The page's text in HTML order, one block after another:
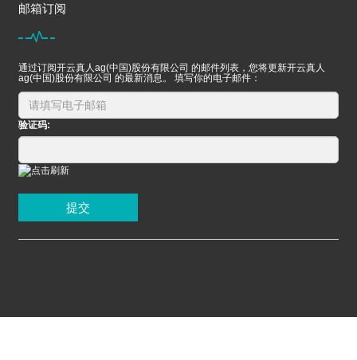
邮箱订阅
通过订阅开云真人ag(中国)股份有限公司 的邮件列表，您将更新开云真人
ag(中国)股份有限公司 的最新消息。 填写你的电子邮件：
验证码:
提交